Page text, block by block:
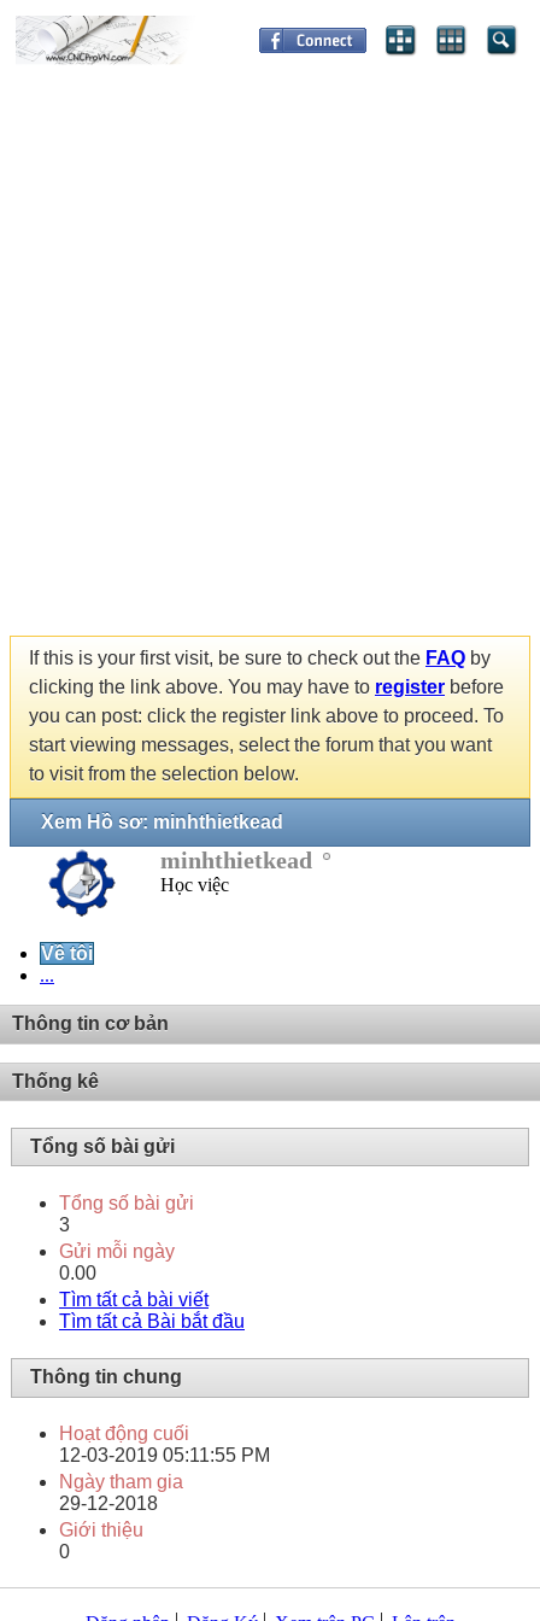
If this is your first visit, be sure to check out the FAQ by
clicking the link above. You may have to register before
you can post: click the register link above to proceed. To
start viewing messages, select the forum that you want
to visit from the selection below.
Xem Hồ sơ: minhthietkead
minhthietkead
Học việc
Về tôi
...
Thông tin cơ bản
Thống kê
Tổng số bài gửi
Tổng số bài gửi
3
Gửi mỗi ngày
0.00
Tìm tất cả bài viết
Tìm tất cả Bài bắt đầu
Thông tin chung
Hoạt động cuối
12-03-2019 05:11:55 PM
Ngày tham gia
29-12-2018
Giới thiệu
0